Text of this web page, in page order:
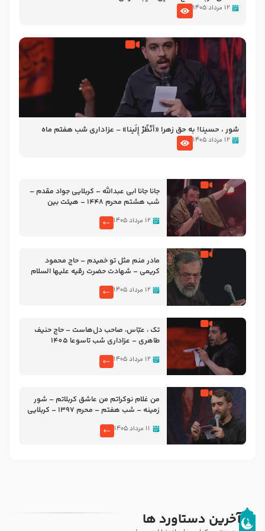
۱۲ مرداد ۱۴۰۵
شور ، حسینا! به‌ حق زهرا «أُنْظُرْ إِلَینا» – عزاداری شب هفتم ماه
محرّم 1405
۱۲ مرداد ۱۴۰۵
جانا جانا ابی عبدالله – کربلایی جواد مقدم –
شب هشتم محرم 1448 – هیئت بین
۱۲ مرداد ۱۴۰۵
مادر منم مثل تو خمیدم – حاج محمود
کریمی – شهادت حضرت رقیه علیها السلام
۱۲ مرداد ۱۴۰۵
تک ، عبّاس، صاحب دل‌هاست – حاج حنیف
طاهری – عزاداری شب تاسوعا 1405
۱۲ مرداد ۱۴۰۵
من غلام نوکراتم من عاشق کربلاتم – شور
زمینه – شب هفتم – محرم 1397 – کربلایی
۱۱ مرداد ۱۴۰۵
آخرین دستاورد ها